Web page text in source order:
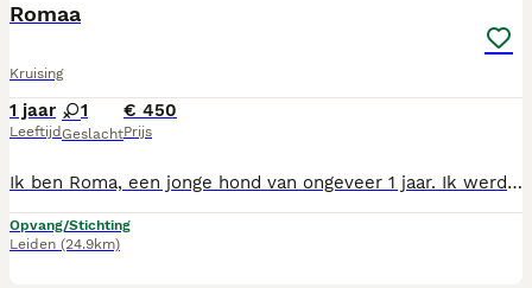
Romaa
Kruising
1 jaar
Leeftijd
1
Geslacht
€ 450
Prijs
Ik ben Roma, een jonge hond van ongeveer 1 jaar. Ik werd helemaal alleen gevonden in Bulgarije tussen een groepje zwerf honden. Gelukkig werd ik gevonden en naar het asiel gebracht. Sindsdien wachte ik in het asiel, hopend op iemand die mij een kans wil geven. Nu mocht ik op reis naar Nederland opzoek naar mijn eigen huis. In nieuwe situaties en naar nieuwe mensen ben ik in eerste instantie wat afwachtend maar al snel wint mijn nieuwsgierigheid. Tijdens een kennismaking zal ik dus niet direct naar je toekomen. Ik moet nog veel leren het is allemaal nieuw voor mij. Maar ik ben leergierig en ik vind het fijn om samen te werken. Samen een cursus volgen lijkt mij dan ook zeker leuk. En lekkere wandelingen? Daar droom ik elke dag van, ik heb het ook wel nodig mijn energie kwijt te kunnen. Aan de riem lopen gaat al best goed. Kinderen vind ik wel een beetje spannend, wat oudere kinderen vanaf een jaar of 12 zijn geen probleem. Ik ben vriendelijk sociaal met andere honden. Ik wil mijn huis best delen met een honden vriend of vriendin maar niet teveel hoor want dan moet ik mijn aandacht zo delen. Ik ben wen grote dame. Wat ik het allerliefst wil? Een plek waar ik veilig ben, iemand die mij helpt de wereld te leren kennen en me laat voelen dat ik erbij hoor. Roma is gesteriliseerd, volledig gevaccineerd, ontwormd, behandeld tegen vlooien en teken, gechipt en in het bezit van een Europees paspoort. Roma krijgt een veiligheidstuig en heupgordel mee.
Opvang/Stichting
Leiden (24.9km)